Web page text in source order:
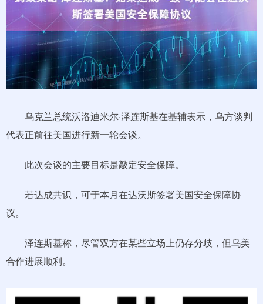
乌克兰总统沃洛迪米尔·泽连斯基在基辅表示，乌方谈判
代表正前往美国进行新一轮会谈。
此次会谈的主要目标是敲定安全保障。
若达成共识，可于本月在达沃斯签署美国安全保障协
议。
泽连斯基称，尽管双方在某些立场上仍存分歧，但乌美
合作进展顺利。